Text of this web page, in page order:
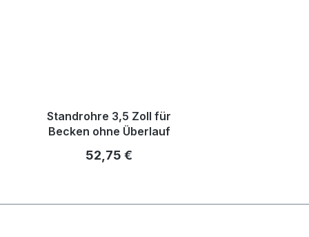
Standrohre 3,5 Zoll für
Becken ohne Überlauf
Regulärer Preis:
52,75 €